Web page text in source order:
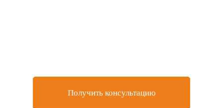
Получить консультацию